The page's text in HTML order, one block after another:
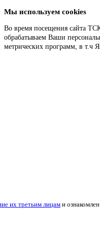
Мы используем cookies
Во время посещения сайта
обрабатываем Ваши
метрических программ, в т.ч
их третьим лицами ознакомлен